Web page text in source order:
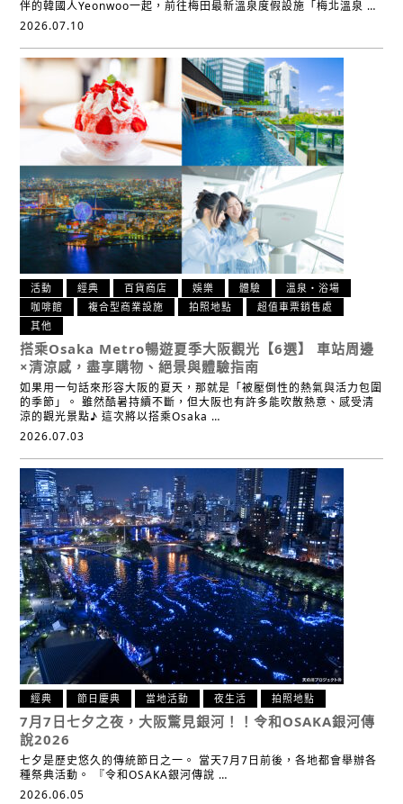
伴的韓國人Yeonwoo一起，前往梅田最新溫泉度假設施「梅北溫泉 …
2026.07.10
活動 經典 百貨商店 娛樂 體驗
溫泉・浴場
咖啡館
複合型商業設施 拍照地點
超值車票銷售處
其他
搭乘Osaka Metro暢遊夏季大阪觀光【6選】
車站周邊
×清涼感，盡享購物、絕景與體驗指南
如果用一句話來形容大阪的夏天，那就是「被壓倒性的熱氣與活力包圍
的季節」。 雖然酷暑持續不斷，但大阪也有許多能吹散熱意、感受清
涼的觀光景點♪ 這次將以搭乘Osaka …
2026.07.03
經典 節日慶典 當地活動 夜生活 拍照地點
7月7日七夕之夜， 大阪驚見銀河！！令和OSAKA銀河傳
說2026
七夕是歷史悠久的傳統節日之一。 當天7月7日前後，各地都會舉辦各
種祭典活動。 『令和OSAKA銀河傳說 …
2026.06.05